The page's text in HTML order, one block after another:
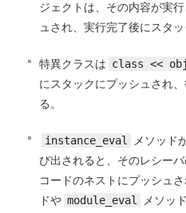
ジェクトは、その内容が実
ュされ、実行完了後にスタ
特異クラスは class <<
にスタックにプッシュされ
る。
instance_eval
メソッド
び出されると、そのレシー
コードのネストにプッシュさ
ドや module_eval
メソッ